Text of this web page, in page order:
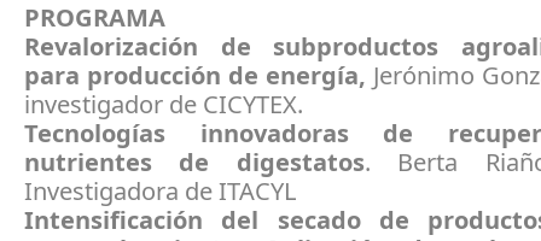
PROGRAMA
Revalorización de subproductos
para producción de energía, Jerónimo
investigador de CICYTEX.
Tecnologías innovadoras de
nutrientes de digestatos. Berta
Investigadora de ITACYL
Intensificación del secado de